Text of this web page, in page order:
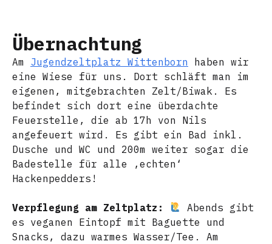
Übernachtung
Am Jugendzeltplatz Wittenborn haben wir
eine Wiese für uns. Dort schläft man im
eigenen, mitgebrachten Zelt/Biwak. Es
befindet sich dort eine überdachte
Feuerstelle, die ab 17h von Nils
angefeuert wird. Es gibt ein Bad inkl.
Dusche und WC und 200m weiter sogar die
Badestelle für alle ‚echten‘
Hackenpedders!
Verpflegung am Zeltplatz:
Abends gibt
es veganen Eintopf mit Baguette und
Snacks, dazu warmes Wasser/Tee. Am